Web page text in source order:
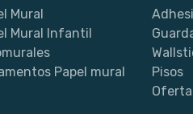
Mural
Mural Infantil
Papel mural
Pisos